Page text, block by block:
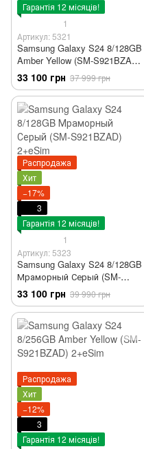
Гарантія 12 місяців!
1
Артикул: 5321
Samsung Galaxy S24 8/128GB
Amber Yellow (SM-S921BZAD)
2+eSim
33 100 грн 37 999 грн
Распродажа
Хит
−17%
3
Гарантія 12 місяців!
1
Артикул: 5323
Samsung Galaxy S24 8/128GB
Мраморный Серый (SM-
S921BZAD) 2+eSim
33 100 грн 39 990 грн
Распродажа
Хит
−12%
3
Гарантія 12 місяців!